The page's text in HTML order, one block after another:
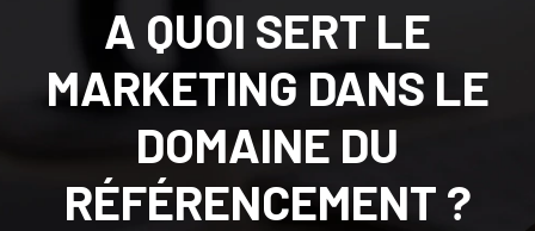
A QUOI SERT LE
MARKETING DANS LE
DOMAINE DU
RÉFÉRENCEMENT ?